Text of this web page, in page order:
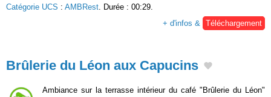
Catégorie UCS : AMBRest. Durée : 00:29.
+ d'infos & Téléchargement
Brûlerie du Léon aux Capucins
Ambiance sur la terrasse intérieur du café "Brûlerie du Léon"